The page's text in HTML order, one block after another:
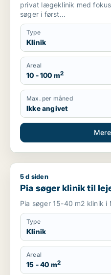
privat lægeklinik med fokus
søger i først...
Type
Klinik
Areal
10 - 100 m2
Max. per måned
Ikke angivet
Pia søger klinik til leje i
5 d siden
Pia søger klinik til
Pia søger 15-40 m2 klinik i
Type
Klinik
Areal
15 - 40 m2